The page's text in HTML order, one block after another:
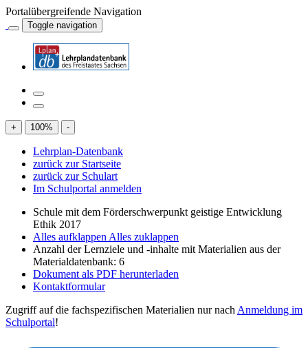
Portalübergreifende Navigation
Toggle navigation
+ 100% -
Lehrplan-Datenbank
zurück zur Startseite
zurück zur Schulart
Im Schulportal anmelden
Schule mit dem Förderschwerpunkt geistige Entwicklung
Ethik 2017
Alles aufklappen Alles zuklappen
Anzahl der Lernziele und -inhalte mit Materialien aus der
Materialdatenbank: 6
Dokument als PDF herunterladen
Kontaktformular
Zugriff auf die fachspezifischen Materialien nur nach Anmeldung im
Schulportal!